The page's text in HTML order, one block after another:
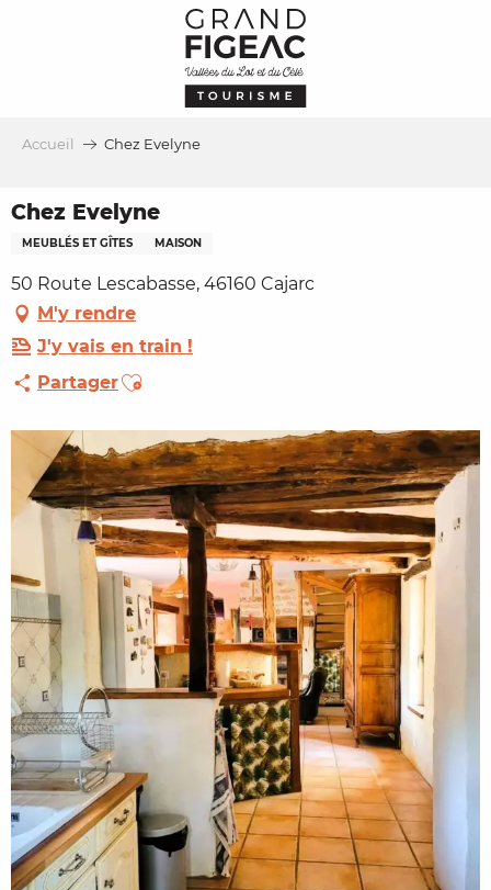
Accueil Chez Evelyne
Chez Evelyne
MEUBLÉS ET GÎTES MAISON
50 Route Lescabasse, 46160 Cajarc
M'y rendre
J'y vais en train !
PartagerAjouter aux favoris